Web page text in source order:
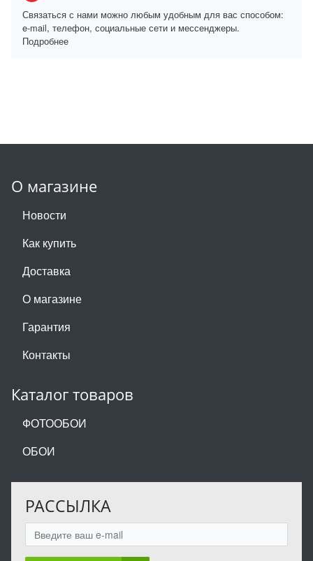
Связаться с нами можно любым удобным для вас способом:
e-mail, телефон, социальные сети и мессенджеры.
Подробнее
О магазине
Новости
Как купить
Доставка
О магазине
Гарантия
Контакты
Каталог товаров
ФОТООБОИ
ОБОИ
РАССЫЛКА